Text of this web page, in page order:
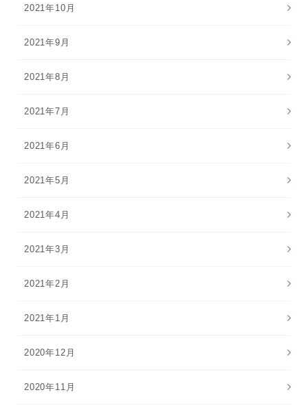
2021年10月
2021年9月
2021年8月
2021年7月
2021年6月
2021年5月
2021年4月
2021年3月
2021年2月
2021年1月
2020年12月
2020年11月